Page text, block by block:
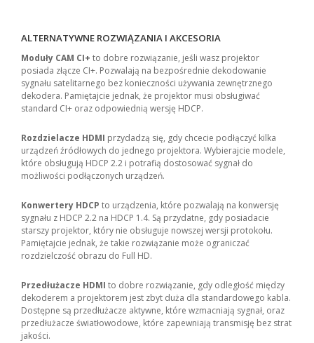
ALTERNATYWNE ROZWIĄZANIA I AKCESORIA
Moduły CAM CI+ to dobre rozwiązanie, jeśli wasz projektor
posiada złącze CI+. Pozwalają na bezpośrednie dekodowanie
sygnału satelitarnego bez konieczności używania zewnętrznego
dekodera. Pamiętajcie jednak, że projektor musi obsługiwać
standard CI+ oraz odpowiednią wersję HDCP.
Rozdzielacze HDMI przydadzą się, gdy chcecie podłączyć kilka
urządzeń źródłowych do jednego projektora. Wybierajcie modele,
które obsługują HDCP 2.2 i potrafią dostosować sygnał do
możliwości podłączonych urządzeń.
Konwertery HDCP to urządzenia, które pozwalają na konwersję
sygnału z HDCP 2.2 na HDCP 1.4. Są przydatne, gdy posiadacie
starszy projektor, który nie obsługuje nowszej wersji protokołu.
Pamiętajcie jednak, że takie rozwiązanie może ograniczać
rozdzielczość obrazu do Full HD.
Przedłużacze HDMI to dobre rozwiązanie, gdy odległość między
dekoderem a projektorem jest zbyt duża dla standardowego kabla.
Dostępne są przedłużacze aktywne, które wzmacniają sygnał, oraz
przedłużacze światłowodowe, które zapewniają transmisję bez strat
jakości.